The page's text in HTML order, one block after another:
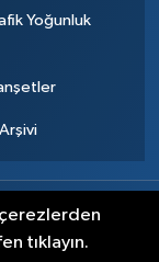
Yoğunluk
ilkeleri
tıklayın.